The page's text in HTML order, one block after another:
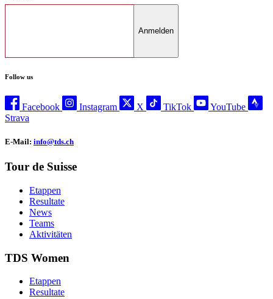
Anmelden
Follow us
Facebook Instagram X TikTok
YouTube
Strava
E-Mail: info@tds.ch
Tour de Suisse
Etappen
Resultate
News
Teams
Aktivitäten
TDS Women
Etappen
Resultate